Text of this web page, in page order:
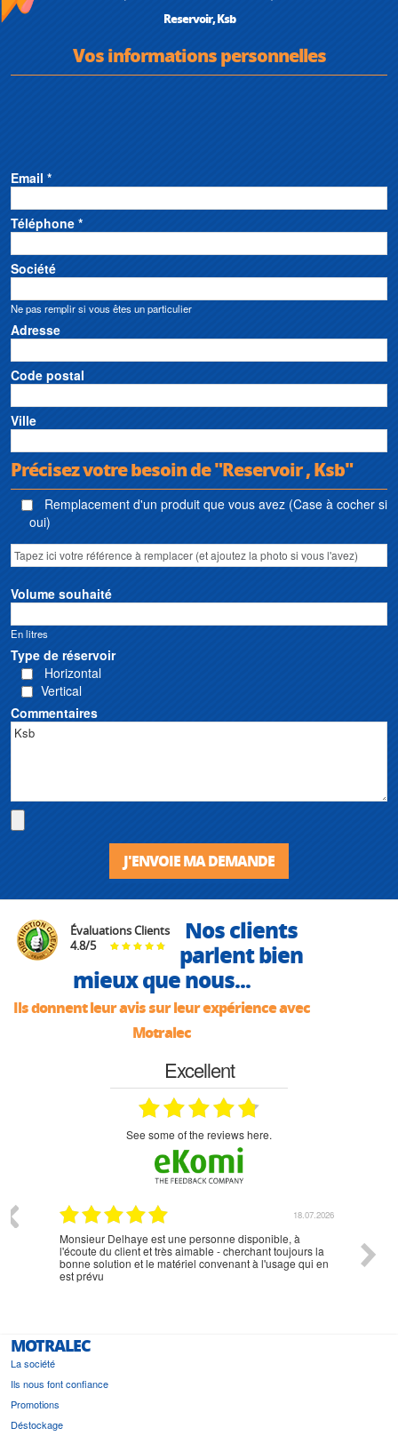
Reservoir, Ksb
Vos informations personnelles
Email *
Téléphone *
Société
Ne pas remplir si vous êtes un particulier
Adresse
Code postal
Ville
Précisez votre besoin de "Reservoir , Ksb"
Remplacement d'un produit que vous avez (Case à cocher si
oui)
Volume souhaité
En litres
Type de réservoir
Horizontal
Vertical
Commentaires
J'ENVOIE MA DEMANDE
Évaluations Clients
4.8/5
Nos clients
parlent bien
mieux que nous...
Ils donnent leur avis sur leur expérience avec
Motralec
Excellent
see some of the reviews here.
18.07.2026
Monsieur Delhaye est une personne disponible, à
l'écoute du client et très aimable - cherchant toujours la
bonne solution et le matériel convenant à l'usage qui en
est prévu
MOTRALEC
La société
Ils nous font confiance
Promotions
Déstockage